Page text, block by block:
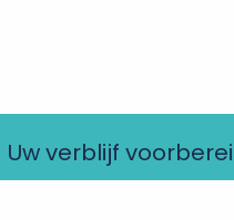
Uw verblijf
en
in je inbox.